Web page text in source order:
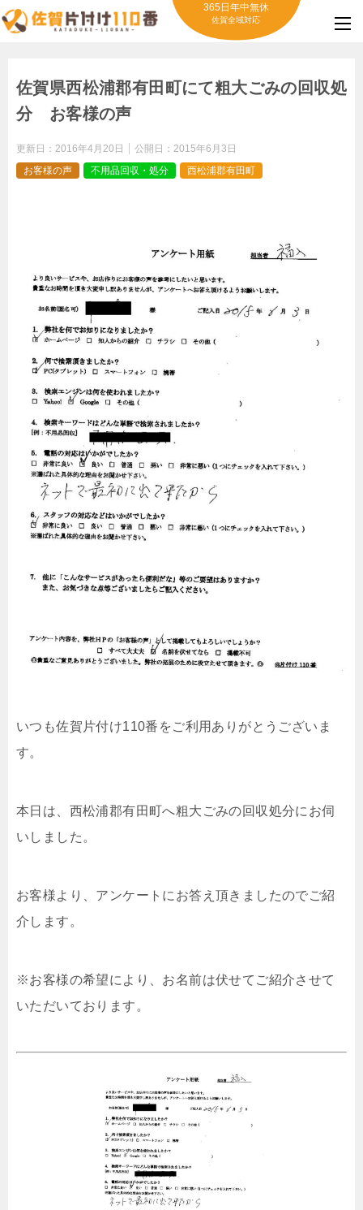
365日年中無休
佐賀全域対応
佐賀県西松浦郡有田町にて粗大ごみの回収処
分 お客様の声
更新日： 2016年4月20日 公開日： 2015年6月3日
お客様の声
不用品回収・処分 西松浦郡有田町
いつも佐賀片付け110番をご利用ありがとうございま
す。
本日は、西松浦郡有田町へ粗大ごみの回収処分にお伺
いしました。
お客様より、アンケートにお答え頂きましたのでご紹
介します。
※お客様の希望により、お名前は伏せてご紹介させて
いただいております。